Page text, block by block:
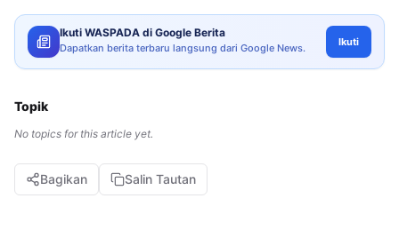
Ikuti WASPADA di Google Berita
Dapatkan berita terbaru langsung dari Google News. Ikuti
Topik
No topics for this article yet.
Bagikan Salin Tautan